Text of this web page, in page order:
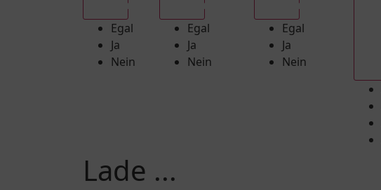
Egal
Ja
Nein
Egal
Ja
Nein
Egal
Ja
Nein
Lade ...